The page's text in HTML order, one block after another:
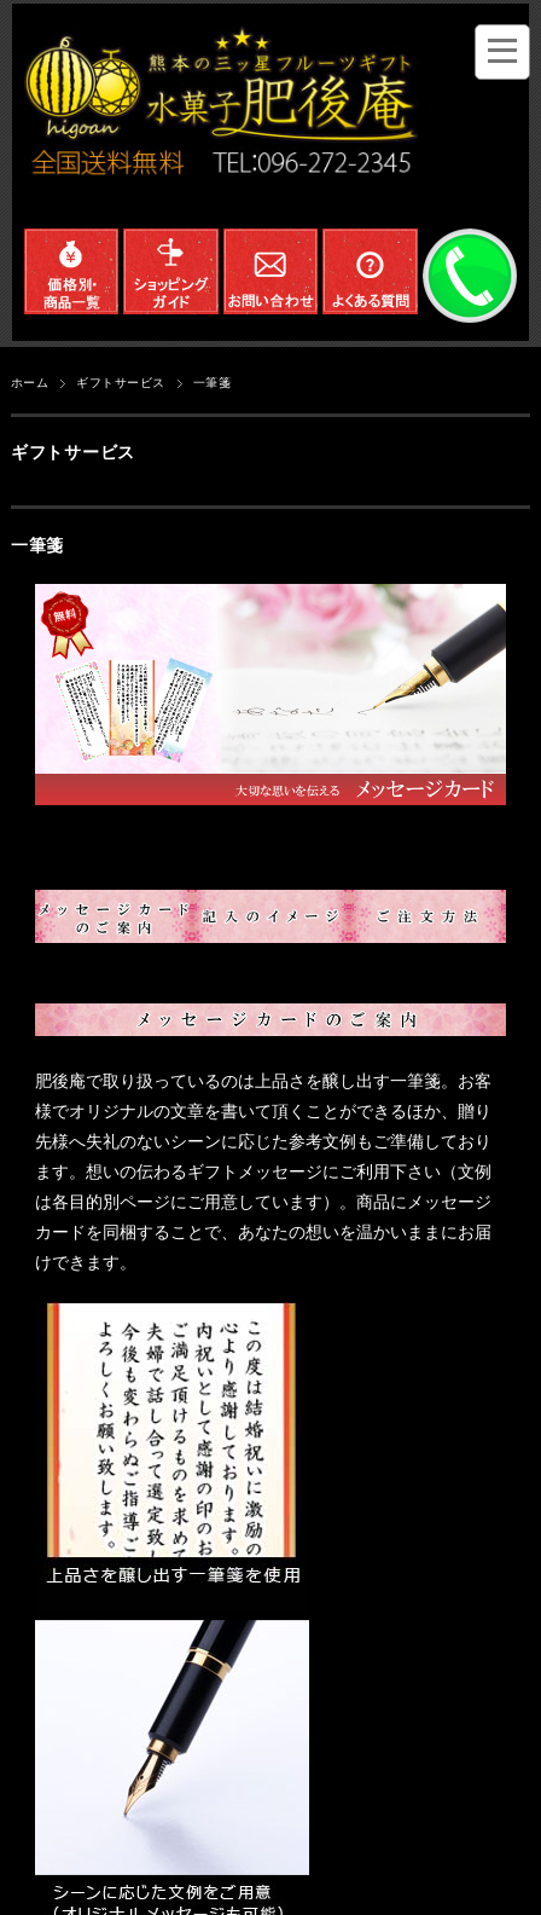
ホーム ギフトサービス 一筆箋
ギフトサービス
一筆箋
肥後庵で取り扱っているのは上品さを醸し出す一筆箋。お客
様でオリジナルの文章を書いて頂くことができるほか、贈り
先様へ失礼のないシーンに応じた参考文例もご準備しており
ます。想いの伝わるギフトメッセージにご利用下さい（文例
は各目的別ページにご用意しています）。商品にメッセージ
カードを同梱することで、あなたの想いを温かいままにお届
けできます。